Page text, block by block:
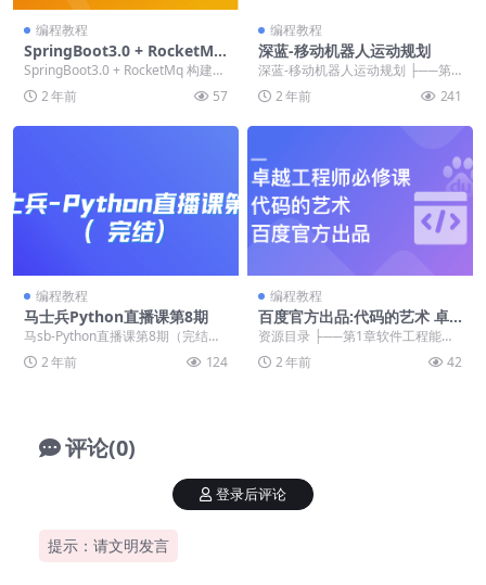
编程教程
SpringBoot3.0 + RocketMq
构建企业级数据中台
SpringBoot3.0 + RocketMq 构建企
业级数据中台 ├──01...
2 年前 57
编程教程
深蓝-移动机器人运动规划
深蓝-移动机器人运动规划 ├──第1
章 导论 | ├──hw_1 | |...
2 年前 241
编程教程
马士兵Python直播课第8期
马sb-Python直播课第8期（完结）
├──课程资料及代码 | └──课...
2 年前 124
编程教程
百度官方出品:代码的艺术 卓
越工程师必修课更新至9章
资源目录 ├──第1章软件工程能力
漫谈 | ├──1-1软件工程能力漫谈
R... 2 年前 42
评论(0)
提示：请文明发言
登录后评论